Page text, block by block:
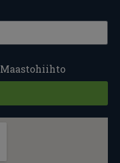
Maastohiihto